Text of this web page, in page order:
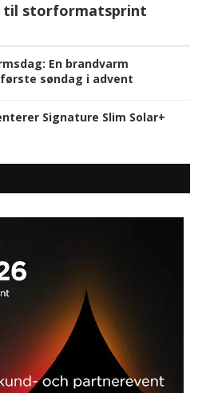
til storformatsprint
En brandvarm
søndag i advent
Signature Slim Solar+